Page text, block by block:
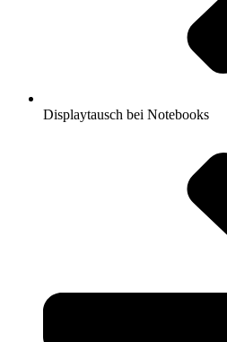
Displaytausch bei Notebooks